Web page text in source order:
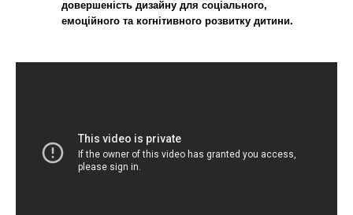
довершеність дизайну для соціального,
емоційного та когнітивного розвитку дитини.